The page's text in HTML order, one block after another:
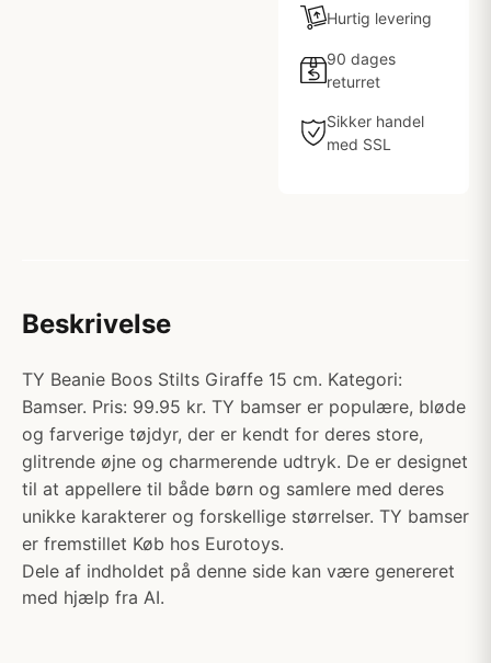
Hurtig levering
90 dages
returret
Sikker handel
med SSL
Beskrivelse
TY Beanie Boos Stilts Giraffe 15 cm. Kategori:
Bamser. Pris: 99.95 kr. TY bamser er populære, bløde
og farverige tøjdyr, der er kendt for deres store,
glitrende øjne og charmerende udtryk. De er designet
til at appellere til både børn og samlere med deres
unikke karakterer og forskellige størrelser. TY bamser
er fremstillet Køb hos Eurotoys.
Dele af indholdet på denne side kan være genereret
med hjælp fra AI.